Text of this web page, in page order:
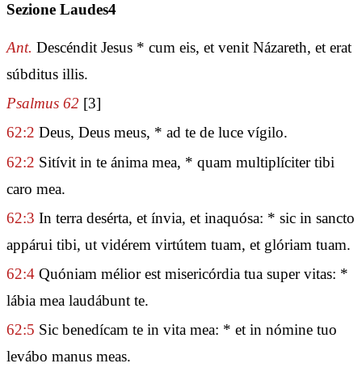
Sezione Laudes4
Ant. Descéndit Jesus * cum eis, et venit Názareth, et erat
súbditus illis.
Psalmus 62 [3]
62:2 Deus, Deus meus, * ad te de luce vígilo.
62:2 Sitívit in te ánima mea, * quam multiplíciter tibi
caro mea.
62:3 In terra desérta, et ínvia, et inaquósa: * sic in sancto
appárui tibi, ut vidérem virtútem tuam, et glóriam tuam.
62:4 Quóniam mélior est misericórdia tua super vitas: *
lábia mea laudábunt te.
62:5 Sic benedícam te in vita mea: * et in nómine tuo
levábo manus meas.